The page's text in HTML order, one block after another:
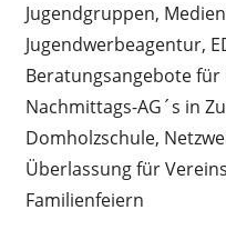
Jugendgruppen,
Jugendwerbeagentur,
Beratungsangebote
Nachmittags-AG´s in
Domholzschule,
Überlassung für
Familienfeiern